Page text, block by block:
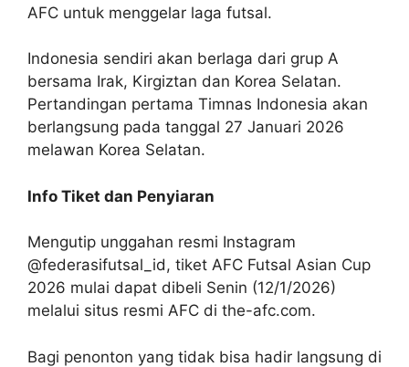
AFC untuk menggelar laga futsal.
Indonesia sendiri akan berlaga dari grup A
bersama Irak, Kirgiztan dan Korea Selatan.
Pertandingan pertama Timnas Indonesia akan
berlangsung pada tanggal 27 Januari 2026
melawan Korea Selatan.
Info Tiket dan Penyiaran
Mengutip unggahan resmi Instagram
@federasifutsal_id, tiket AFC Futsal Asian Cup
2026 mulai dapat dibeli Senin (12/1/2026)
melalui situs resmi AFC di the-afc.com.
Bagi penonton yang tidak bisa hadir langsung di